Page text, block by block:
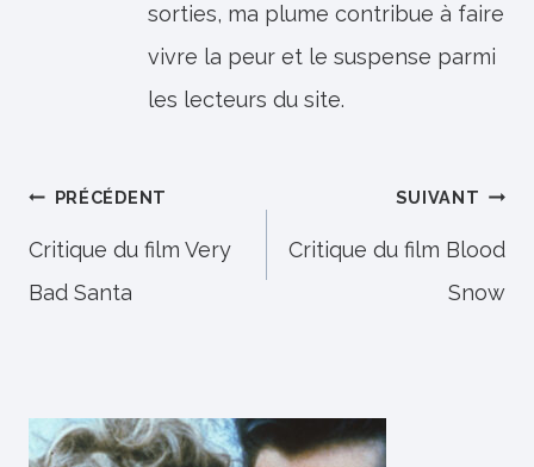
sorties, ma plume contribue à faire
vivre la peur et le suspense parmi
les lecteurs du site.
Navigation
de
l’article
PRÉCÉDENT
Critique du film Very
Bad Santa
SUIVANT
Critique du film Blood
Snow